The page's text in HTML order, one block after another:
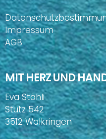
Impressum
AGB
MIT HERZ UND
Eva Stähli
Stutz 542
3512 Walkringen